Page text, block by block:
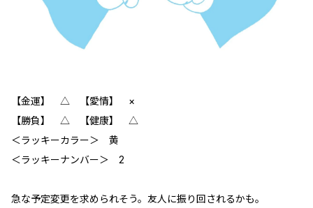
【金運】 △ 【愛情】 ×
【勝負】 △ 【健康】 △
＜ラッキーカラー＞ 黄
＜ラッキーナンバー＞ 2
急な予定変更を求められそう。友人に振り回されるかも。